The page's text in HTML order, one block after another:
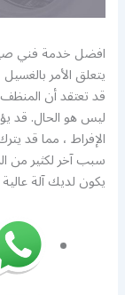
افضل خدمة فني
يتعلق الأمر
قد تعتقد أن
ليس هو الحال. قد
الإفراط ، مما قد
سبب آخر لكثير من
يكون لديك آلة عالية